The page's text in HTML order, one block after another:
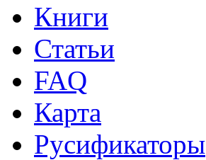
Книги
Статьи
FAQ
Карта
Русификаторы